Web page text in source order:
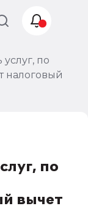
по
налоговый
по
вычет